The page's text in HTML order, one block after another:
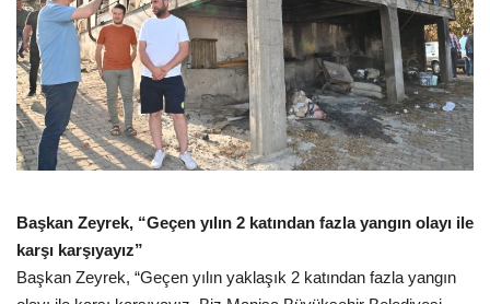
Başkan Zeyrek, “Geçen yılın 2 katından fazla yangın olayı ile
karşı karşıyayız”
Başkan Zeyrek, “Geçen yılın yaklaşık 2 katından fazla yangın